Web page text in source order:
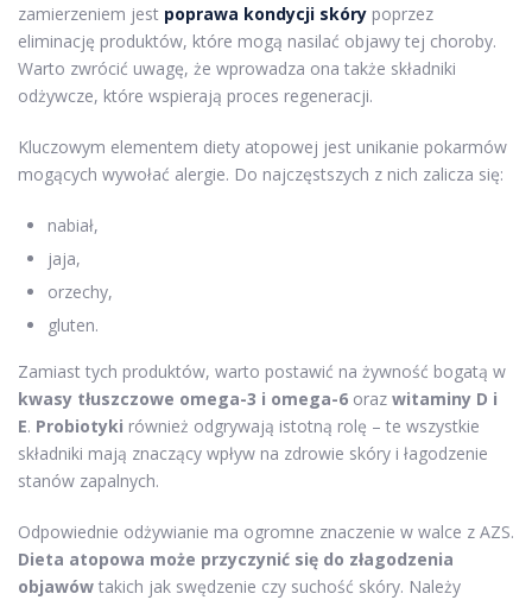
zamierzeniem jest poprawa kondycji skóry poprzez
eliminację produktów, które mogą nasilać objawy tej choroby.
Warto zwrócić uwagę, że wprowadza ona także składniki
odżywcze, które wspierają proces regeneracji.
Kluczowym elementem diety atopowej jest unikanie pokarmów
mogących wywołać alergie. Do najczęstszych z nich zalicza się:
nabiał,
jaja,
orzechy,
gluten.
Zamiast tych produktów, warto postawić na żywność bogatą w
kwasy tłuszczowe omega-3 i omega-6 oraz witaminy D i
E. Probiotyki również odgrywają istotną rolę – te wszystkie
składniki mają znaczący wpływ na zdrowie skóry i łagodzenie
stanów zapalnych.
Odpowiednie odżywianie ma ogromne znaczenie w walce z AZS.
Dieta atopowa może przyczynić się do złagodzenia
objawów takich jak swędzenie czy suchość skóry. Należy